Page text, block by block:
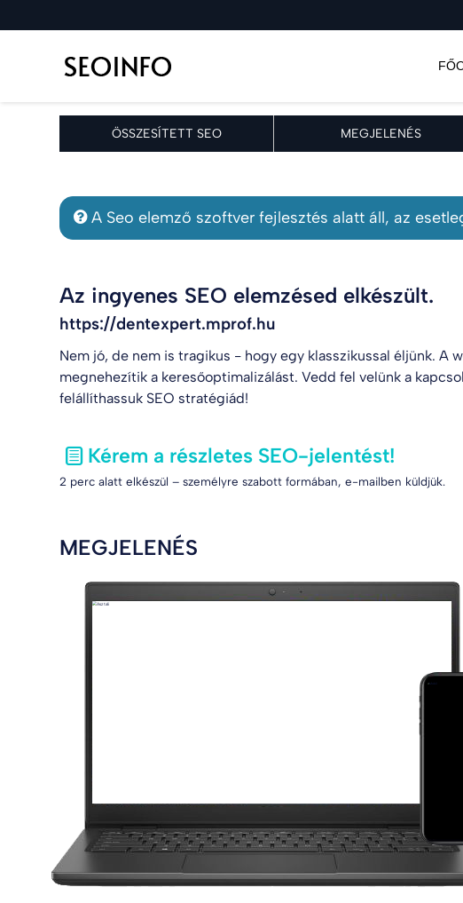
ÖSSZESÍTETT SEO MEGJELENÉS
A Seo elemző szoftver fejlesztés alatt áll, az
Az ingyenes SEO elemzésed elkészült.
https://dentexpert.mprof.hu
Nem jó, de nem is tragikus - hogy egy klasszikussal éljünk. A
megnehezítik a keresőoptimalizálást. Vedd fel velünk a
felállíthassuk SEO stratégiád!
Kérem a részletes SEO-jelentést!
2 perc alatt elkészül – személyre szabott formában, e-mailben küldjük.
MEGJELENÉS